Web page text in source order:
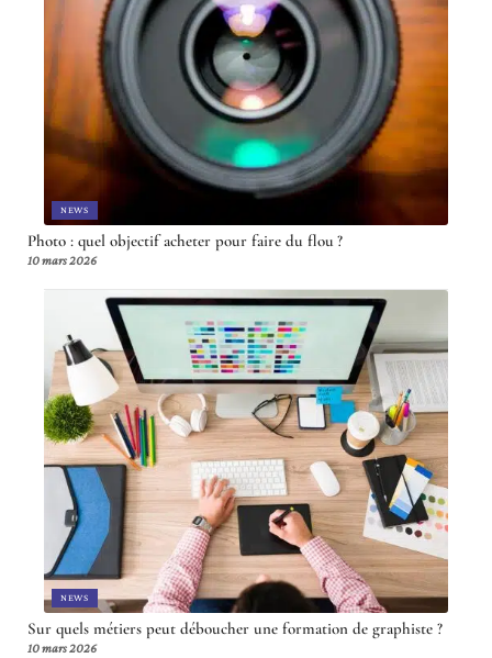
NEWS
Photo : quel objectif acheter pour faire du flou ?
10 mars 2026
NEWS
Sur quels métiers peut déboucher une formation de graphiste ?
10 mars 2026